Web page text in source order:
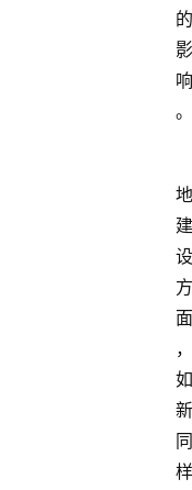
的
影
响
。
地
建
设
方
面
，
如
新
同
样